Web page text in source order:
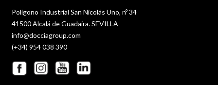
Polígono Industrial San Nicolás Uno, nº 34
41500 Alcalá de Guadaira. SEVILLA
info@docciagroup.com
(+34) 954 038 390